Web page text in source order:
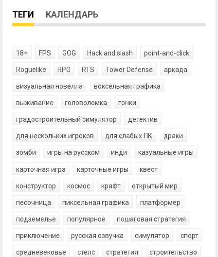
ТЕГИ КАЛЕНДАРЬ
18+ FPS GOG Hack and slash point-and-click
Roguelike RPG RTS Tower Defense аркада
визуальная новелла воксельная графика
выживание головоломка гонки
градостроительный симулятор детектив
для нескольких игроков для слабых ПК драки
зомби игры на русском инди казуальные игры
карточная игра карточные игры квест
конструктор космос крафт открытый мир
песочница пиксельная графика платформер
подземелье популярное пошаговая стратегия
приключение русская озвучка симулятор спорт
средневековье стелс стратегия строительство